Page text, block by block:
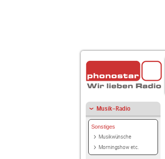
Musik-Radio
Sonstiges
Musikwünsche
Morningshow etc.